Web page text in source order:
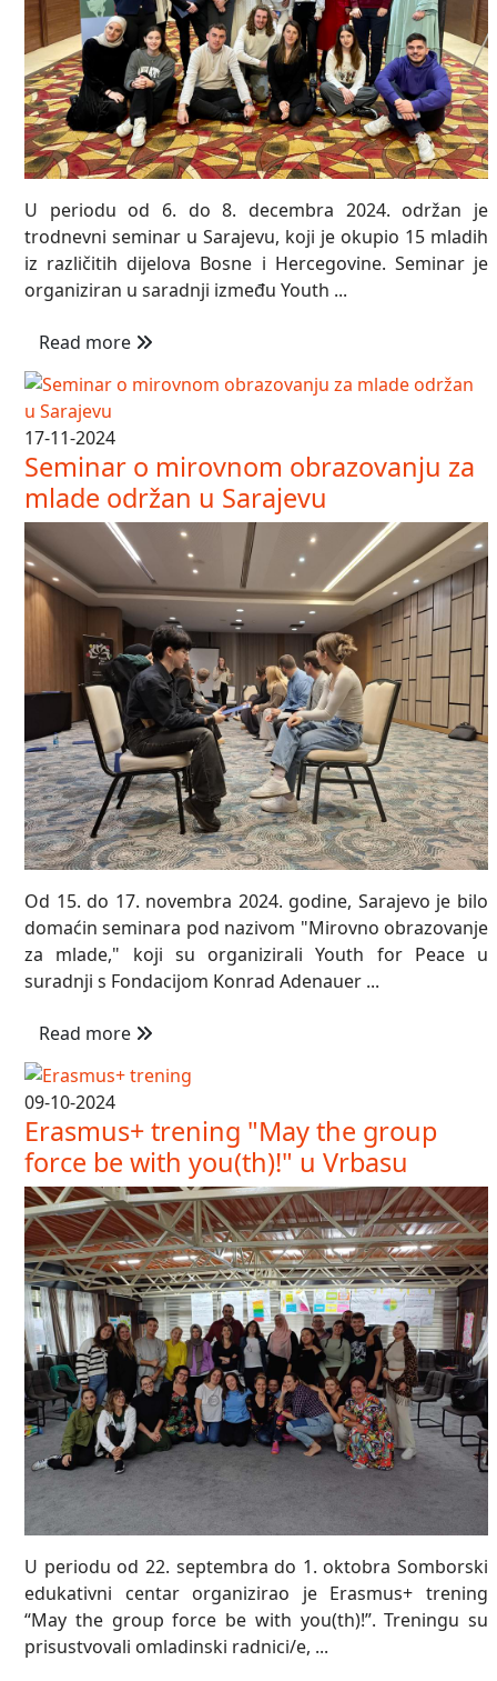
U periodu od 6. do 8. decembra 2024. održan je
trodnevni seminar u Sarajevu, koji je okupio 15 mladih
iz različitih dijelova Bosne i Hercegovine. Seminar je
organiziran u saradnji između Youth ...
Read more
17-11-2024
Seminar o mirovnom obrazovanju za
mlade održan u Sarajevu
Od 15. do 17. novembra 2024. godine, Sarajevo je bilo
domaćin seminara pod nazivom "Mirovno obrazovanje
za mlade," koji su organizirali Youth for Peace u
suradnji s Fondacijom Konrad Adenauer ...
Read more
09-10-2024
Erasmus+ trening "May the group
force be with you(th)!" u Vrbasu
U periodu od 22. septembra do 1. oktobra Somborski
edukativni centar organizirao je Erasmus+ trening
“May the group force be with you(th)!”. Treningu su
prisustvovali omladinski radnici/e, ...